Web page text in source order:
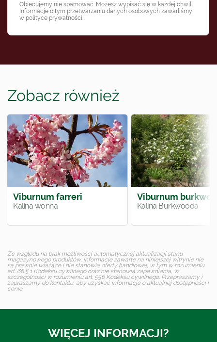
Obiecujemy nie spamować. Możesz wypisać się w każdej chwili.
Informacje o tym przetwarzaniu danych osobowych zawarliśmy
w polityce prywatności
Zobacz również
Viburnum farreri
Kalina wonna
Viburnum
Kalina Burkwooda
Ze względu na brak możliwości automatycznej aktualizacji stanu
magazynowego produktów, informacje zawarte na niniejszej witrynie nie
są prawnie wiążące i nie stanowią oferty handlowej, w tym w rozumieniu
art. 66 § 1 Kodeksu cywilnego oraz nie stanowią zapewnienia, w
szczególności w rozumieniu art. 556 Kodeksu cywilnego. Przepraszamy i
zapraszamy do kontaktu, aby uzyskać informacje o aktualnej dostępności i
cenie.
WIĘCEJ INFORMACJI?